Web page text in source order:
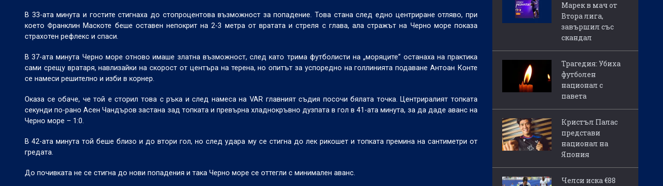
В 33-ата минута и гостите стигнаха до стопроцентова възможност за попадение. Това стана след едно центриране отляво, при
което Франклин Маскоте беше оставен непокрит на 2-3 метра от вратата и стреля с глава, ала стражът на Черно море показа
страхотен рефлекс и спаси.
В 37-ата минута Черно море отново имаше златна възможност, след като трима футболисти на „моряците“ останаха на практика
сами срещу вратаря, навлизайки на скорост от центъра на терена, но опитът за успоредно на голлинията подаване Антоан Конте
се намеси решително и изби в корнер.
Оказа се обаче, че той е сторил това с ръка и след намеса на VAR главният съдия посочи бялата точка. Центриралият топката
секунди по-рано Асен Чандъров застана зад топката и превърна хладнокръвно дузпата в гол в 41-ата минута, за да даде аванс на
Черно море – 1:0.
В 42-ата минута той беше близо и до втори гол, но след удара му се стигна до лек рикошет и топката премина на сантиметри от
гредата.
До почивката не се стигна до нови попадения и така Черно море се оттегли с минимален аванс.
Марек в мач от
Втора лига,
завършил със
скандал
Трагедия: Убиха
футболен
национал с
павета
Кристъл Палас
представи
национал на
Япония
Челси иска €88